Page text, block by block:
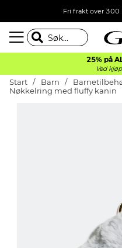
Fri frakt over 300
25% på
Ved
Start Barn
Nøkkelring med fluffy kanin